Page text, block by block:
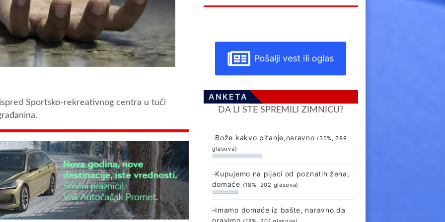
Sportsko-rekreativnog centra u tuči
Pošalji vest ili oglas
ANKETA
DA LI STE SPREMILI ZIMNICU?
-Bože kakvo pitanje,naravno (35%, 399
glasova)
-Kupujemo na pijaci od poznatih žena,
domaće (18%, 202 glasova)
-Imamo domaće iz bašte, naravno da
pravimo